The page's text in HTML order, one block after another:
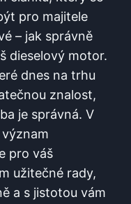
pro majitele
– jak správně
dieselový motor.
dnes na trhu
znalost,
je správná. V
pro váš
užitečné rady,
a s jistotou vám